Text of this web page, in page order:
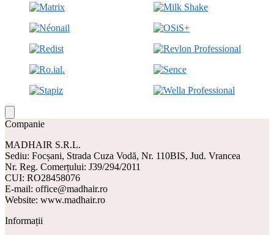
Companie
MADHAIR S.R.L.
Sediu: Focșani, Strada Cuza Vodă, Nr. 110BIS, Jud. Vrancea
Nr. Reg. Comerțului: J39/294/2011
CUI: RO28458076
E-mail: office@madhair.ro
Website: www.madhair.ro
Informații